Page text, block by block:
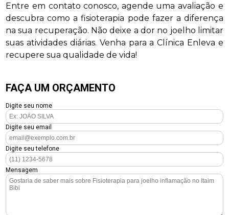
Entre em contato conosco, agende uma avaliação e
descubra como a fisioterapia pode fazer a diferença
na sua recuperação. Não deixe a dor no joelho limitar
suas atividades diárias. Venha para a Clínica Enleva e
recupere sua qualidade de vida!
FAÇA UM ORÇAMENTO
Digite seu nome
Digite seu email
Digite seu telefone
Mensagem